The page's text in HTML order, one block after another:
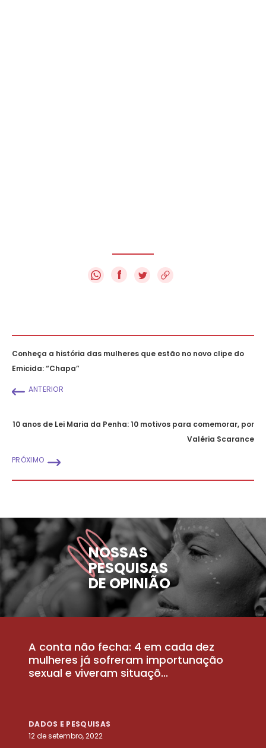
f
Conheça a história das mulheres que estão no novo clipe do
Emicida: “Chapa”
ANTERIOR
10 anos de Lei Maria da Penha: 10 motivos para comemorar, por
Valéria Scarance
PRÓXIMO
NOSSAS
PESQUISAS
DE OPINIÃO
A conta não fecha: 4 em cada dez
mulheres já sofreram importunação
sexual e viveram situaçõ...
DADOS E PESQUISAS
12 de setembro, 2022